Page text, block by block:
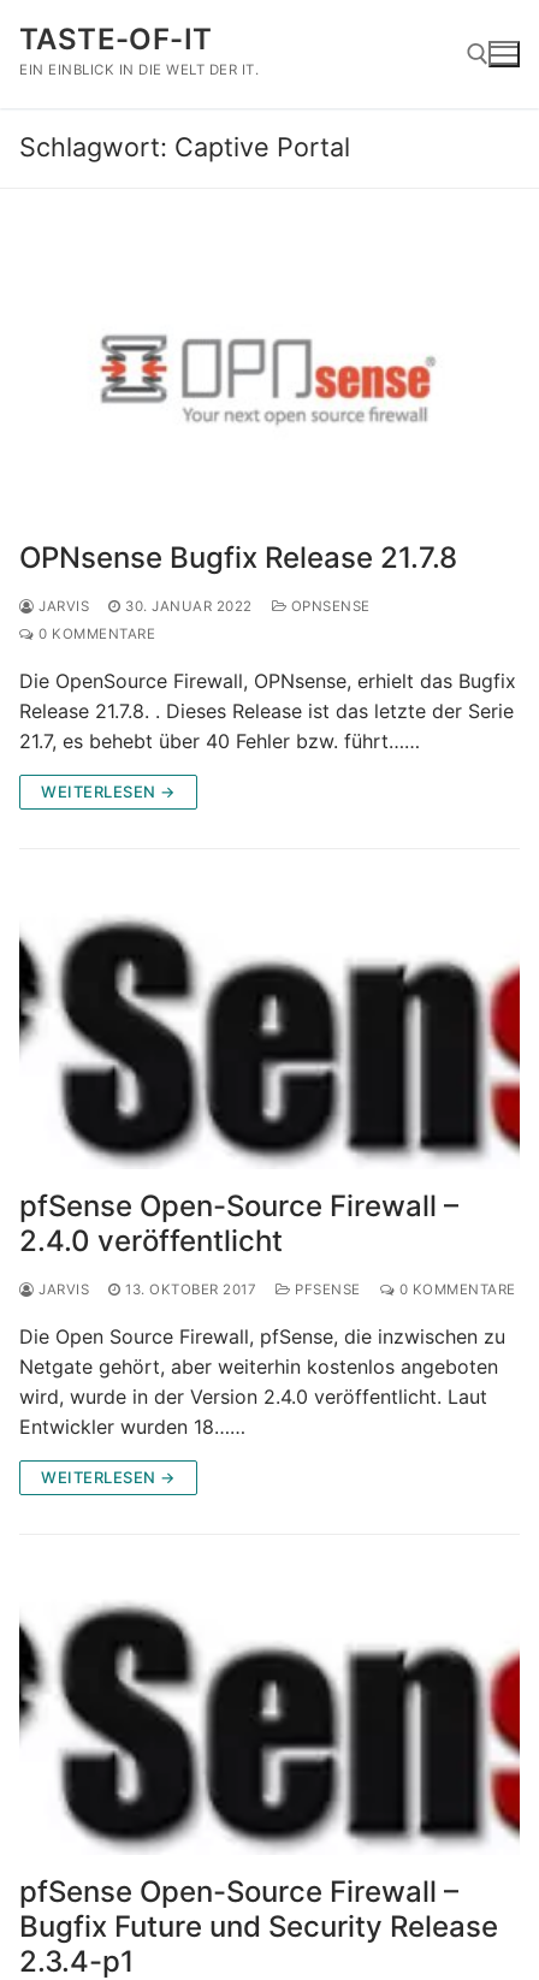
Inhalt
springen
TASTE-OF-IT
EIN EINBLICK IN DIE WELT DER IT.
Suchen nach:
Schlagwort: Captive Portal
OPNsense Bugfix Release 21.7.8
JARVIS 30. JANUAR 2022
OPNSENSE
0 KOMMENTARE
Die OpenSource Firewall, OPNsense, erhielt das Bugfix
Release 21.7.8. . Dieses Release ist das letzte der Serie
21.7, es behebt über 40 Fehler bzw. führt……
WEITERLESEN →
pfSense Open-Source Firewall –
2.4.0 veröffentlicht
JARVIS 13. OKTOBER 2017 PFSENSE 0 KOMMENTARE
Die Open Source Firewall, pfSense, die inzwischen zu
Netgate gehört, aber weiterhin kostenlos angeboten
wird, wurde in der Version 2.4.0 veröffentlicht. Laut
Entwickler wurden 18……
WEITERLESEN →
pfSense Open-Source Firewall –
Bugfix Future und Security Release
2.3.4-p1